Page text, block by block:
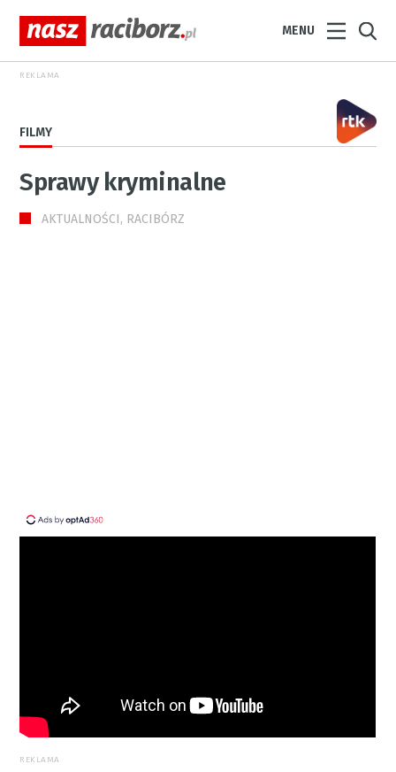
MENU
REKLAMA
FILMY
Sprawy kryminalne
AKTUALNOŚCI, RACIBÓRZ
REKLAMA